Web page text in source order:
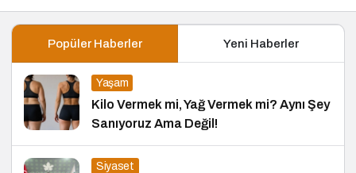
Popüler Haberler Yeni Haberler
Yaşam
Kilo Vermek mi, Yağ Vermek mi? Aynı Şey
Sanıyoruz Ama Değil!
Siyaset